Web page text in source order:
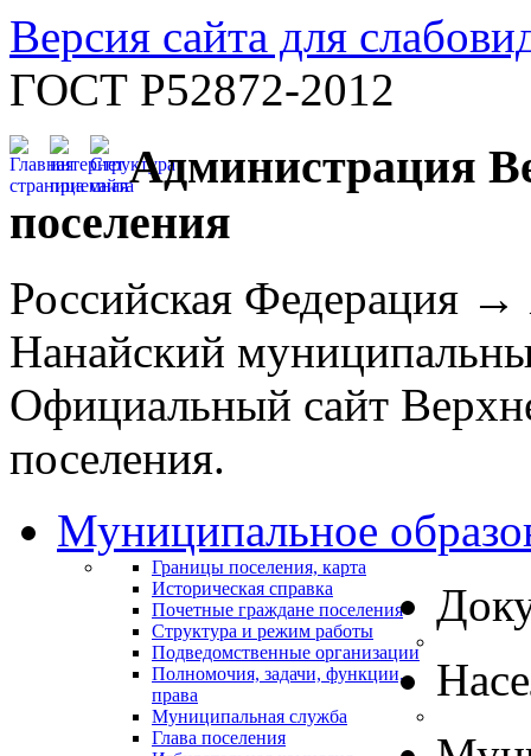
Версия сайта для
ГОСТ Р52872-2012
Администрация
поселения
Российская Федерация
Нанайский
Официальный сайт
поселения.
Муниципальное
Границы поселения, карта
Историческая справка
Почетные граждане поселения
Структура и режим работы
Подведомственные организации
Полномочия, задачи, функции,
права
Муниципальная служба
Глава поселения